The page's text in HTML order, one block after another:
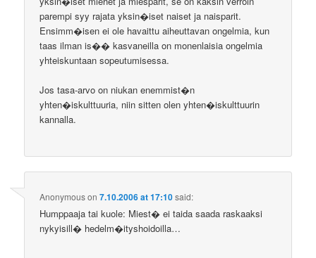
parempi syy rajata yksin�iset naiset ja naisparit.
Ensimm�isen ei ole havaittu aiheuttavan ongelmia, kun
taas ilman is�� kasvaneilla on monenlaisia ongelmia
yhteiskuntaan sopeutumisessa.
Jos tasa-arvo on niukan enemmist�n
yhten�iskulttuuria, niin sitten olen yhten�iskulttuurin
kannalla.
Anonymouson7.10.2006 at 17:10said:
Humppaaja tai kuole: Miest� ei taida saada raskaaksi
nykyisill� hedelm�ityshoidoilla…